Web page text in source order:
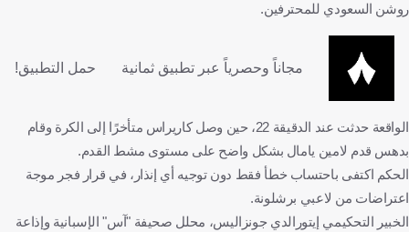
روشن السعودي للمحترفين.
مجاناً وحصرياً عبر تطبيق ثمانية حمل التطبيق!
الواقعة حدثت عند الدقيقة 22، حين وصل كاريراس متأخرًا إلى الكرة وقام
بدهس قدم لامين يامال بشكل واضح على مستوى مشط القدم.
الحكم اكتفى باحتساب خطأ فقط دون توجيه أي إنذار، في قرار فجر موجة
اعتراضات من لاعبي برشلونة.
الخبير التحكيمي إيتورالدي جونزاليس، محلل صحيفة "آس" الإسبانية وإذاعة